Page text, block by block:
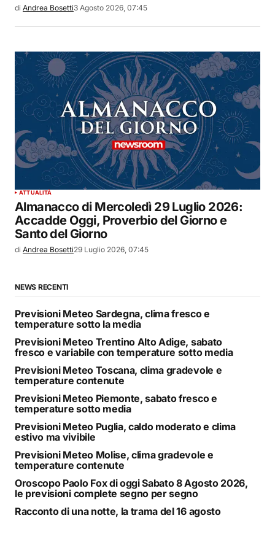
di Andrea Bosetti3 Agosto 2026, 07:45
ATTUALITÀ
Almanacco di Mercoledì 29 Luglio 2026:
Accadde Oggi, Proverbio del Giorno e
Santo del Giorno
di Andrea Bosetti29 Luglio 2026, 07:45
NEWS RECENTI
Previsioni Meteo Sardegna, clima fresco e
temperature sotto la media
Previsioni Meteo Trentino Alto Adige, sabato
fresco e variabile con temperature sotto media
Previsioni Meteo Toscana, clima gradevole e
temperature contenute
Previsioni Meteo Piemonte, sabato fresco e
temperature sotto media
Previsioni Meteo Puglia, caldo moderato e clima
estivo ma vivibile
Previsioni Meteo Molise, clima gradevole e
temperature contenute
Oroscopo Paolo Fox di oggi Sabato 8 Agosto 2026,
le previsioni complete segno per segno
Racconto di una notte, la trama del 16 agosto